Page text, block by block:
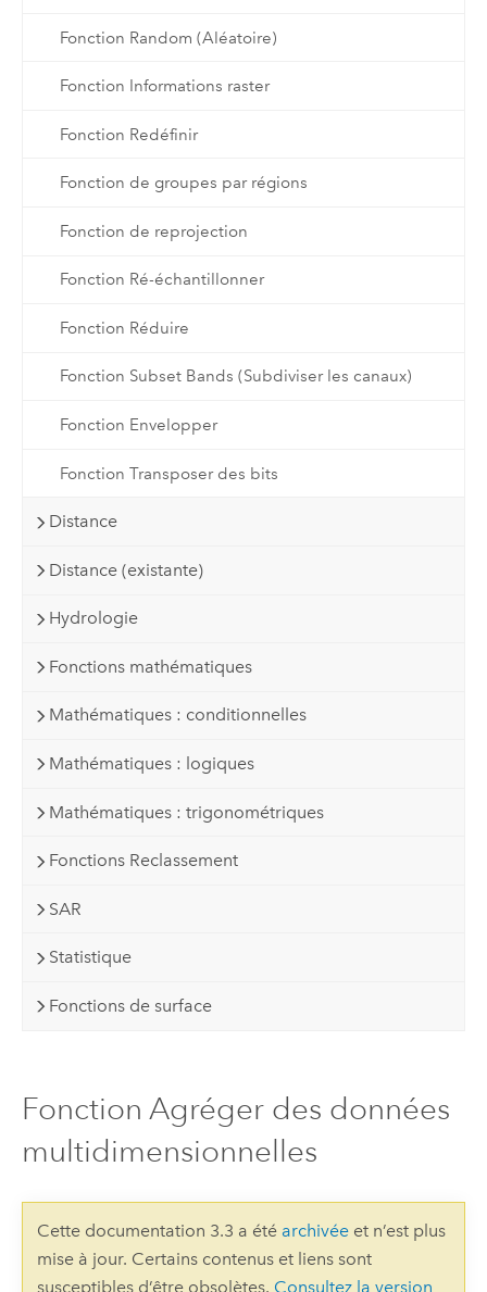
Fonction Random (Aléatoire)
Fonction Informations raster
Fonction Redéfinir
Fonction de groupes par régions
Fonction de reprojection
Fonction Ré-échantillonner
Fonction Réduire
Fonction Subset Bands (Subdiviser les canaux)
Fonction Envelopper
Fonction Transposer des bits
Distance
Distance (existante)
Hydrologie
Fonctions mathématiques
Mathématiques : conditionnelles
Mathématiques : logiques
Mathématiques : trigonométriques
Fonctions Reclassement
SAR
Statistique
Fonctions de surface
Fonction Agréger des données
multidimensionnelles
Cette documentation 3.3 a été archivéeet n’est plus
mise à jour. Certains contenus et liens sont
susceptibles d’être obsolètes. Consultez la version